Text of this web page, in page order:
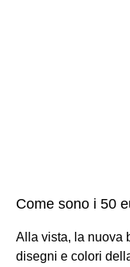
Come sono i 50
Alla vista, la nuova
disegni e colori